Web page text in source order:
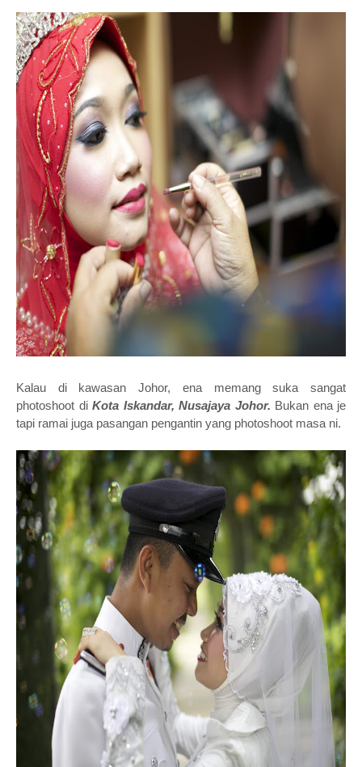
Kalau di kawasan Johor, ena memang suka sangat
photoshoot di Kota Iskandar, Nusajaya Johor. Bukan ena je
tapi ramai juga pasangan pengantin yang photoshoot masa ni.